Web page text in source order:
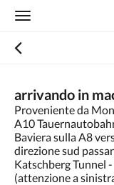
Toggle
arrivando in
Proveniente da
A10
Baviera sulla A8
direzione sud
Katschberg Tunnel
(attenzione a